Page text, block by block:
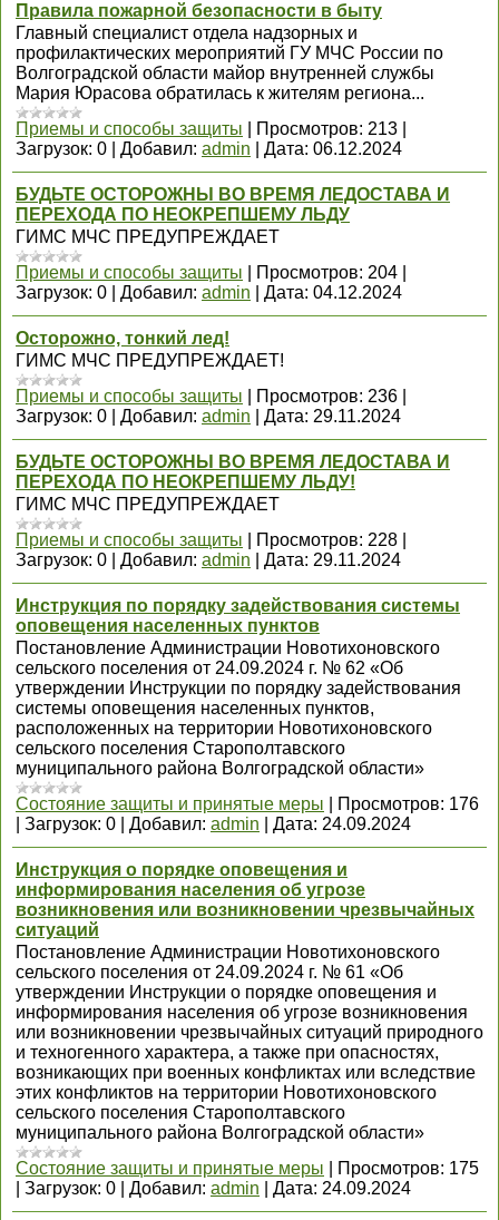
Правила пожарной безопасности в быту
Главный специалист отдела надзорных и
профилактических мероприятий ГУ МЧС России по
Волгоградской области майор внутренней службы
Мария Юрасова обратилась к жителям региона...
Приемы и способы защиты
Просмотров: 213
Загрузок: 0 Добавил: admin Дата: 06.12.2024
БУДЬТЕ ОСТОРОЖНЫ ВО ВРЕМЯ ЛЕДОСТАВА И
ПЕРЕХОДА ПО НЕОКРЕПШЕМУ ЛЬДУ
ГИМС МЧС ПРЕДУПРЕЖДАЕТ
Приемы и способы защиты
Просмотров: 204
Загрузок: 0 Добавил: admin Дата: 04.12.2024
Осторожно, тонкий лед!
ГИМС МЧС ПРЕДУПРЕЖДАЕТ!
Приемы и способы защиты
Просмотров: 236
Загрузок: 0 Добавил: admin Дата: 29.11.2024
БУДЬТЕ ОСТОРОЖНЫ ВО ВРЕМЯ ЛЕДОСТАВА И
ПЕРЕХОДА ПО НЕОКРЕПШЕМУ ЛЬДУ!
ГИМС МЧС ПРЕДУПРЕЖДАЕТ
Приемы и способы защиты
Просмотров: 228
Загрузок: 0 Добавил: admin Дата: 29.11.2024
Инструкция по порядку задействования системы
оповещения населенных пунктов
Постановление Администрации Новотихоновского
сельского поселения от 24.09.2024 г. № 62 «Об
утверждении Инструкции по порядку задействования
системы оповещения населенных пунктов,
расположенных на территории Новотихоновского
сельского поселения Старополтавского
муниципального района Волгоградской области»
Состояние защиты и принятые меры
Просмотров: 176
Загрузок: 0 Добавил: admin Дата: 24.09.2024
Инструкция о порядке оповещения и
информирования населения об угрозе
возникновения или возникновении чрезвычайных
ситуаций
Постановление Администрации Новотихоновского
сельского поселения от 24.09.2024 г. № 61 «Об
утверждении Инструкции о порядке оповещения и
информирования населения об угрозе возникновения
или возникновении чрезвычайных ситуаций природного
и техногенного характера, а также при опасностях,
возникающих при военных конфликтах или вследствие
этих конфликтов на территории Новотихоновского
сельского поселения Старополтавского
муниципального района Волгоградской области»
Состояние защиты и принятые меры
Просмотров: 175
Загрузок: 0 Добавил: admin Дата: 24.09.2024